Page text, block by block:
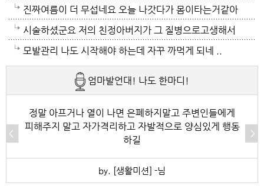
하로 정전이 될까봐 제일 무섭기도 합니다
기가 겁나요. 장대비가 한바탕 퍼부움 좋겠네요.
아져서 기온이 내려가면 좋겠어요.
지하도로 들어가서 병원근처서 또다시 지상으로 올라와
병원갔네요. 두군데를 가느라고 어제그랬죠. 엔간하면
밖에 나가지마요. 쓰러져요.ㅎ쿠팡에서 배달시키고 집
에있는걸로 저도 해결하네요. 처서가 23일이네요. 비좀
왔음 좋겠어요.근대 당분간 비소식이 없더라구요. 내일
부터 중부지방은 더위가 좀 주춤한다 일기예보서 그러
긴하데요. 좀만 참으면 되겠지요. 에어컨 없는집 어찌사
오고 난리도 아니더만요. 아파트는 그래서 저는 싫어요.
진짜여름이 더 무섭네요 오늘 나갓다가 몸이타는거같아
택시타고 왔어요 당분간 안나가야겠어요 처서가 되면
햇빛도 덜따갑고 더위도 한풀꺽이던데 이러다가 여름나
라로 변할수도 있겠어요 쿠팡에 바람나오는 팬달린 조
끼팔던데 그거는 오래는 사용이안되겠지요 태풍이라도
불어 이 열기를 식혀주먼 좋겠어요 살다가 태풍기다리
기는 처음이네요
시술하셨군요 저의 친정아버지가 그 질병으로고생해서
저도 좀 압니다 남자들이 나이먹음 잘 걸리는병이죠 여
자들이 방광염에 자주 걸리듯이 그병도 재발이 잦은편
이여서 조심하셔야 할거에요 남편분 술 좋아하시나요
보통 술많이 드시는분이 오는 질병인데 저의 아버지가
술고래였거든요
모발관리 나도 시작해야 하는데 자꾸 까먹게 되네 ..
엄마발언대! 나도 한마디!
정말 아프거나 열이 나면 은폐하지말고 주변인들에게
피해주지 말고 자가격리하고 자발적으로 양심있게 행동
하길
by. [생활미션] -님